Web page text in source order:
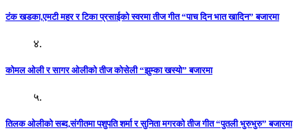
टंक खडका,एमटी महर र टिका प्रसाईको स्वरमा तीज गीत “पाच दिन भात खादिन” बजारमा
४.
कोमल ओली र सागर ओलीको तीज कोसेली “झुम्का खस्यो” बजारमा
५.
तिलक ओलीको सब्द,संगीतमा पशुपति शर्मा र सुनिता मगरको तीज गीत “पुतली भुरुभुरु” बजारमा